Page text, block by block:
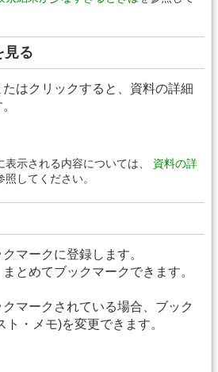
見る
はクリックすると、資料の詳細
表示される内容については、 資料の詳
照してください。
マークに登録します。
とめてブックマークできます。
マークされている場合、ブック
・メモ)を変更できます。